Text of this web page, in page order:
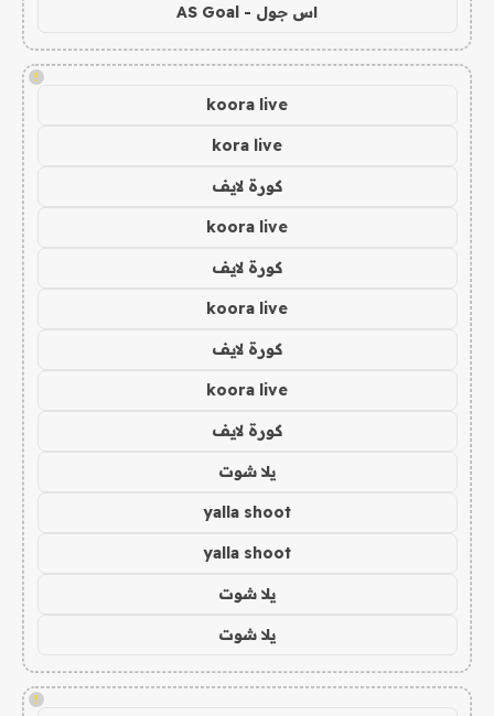
اس جول - AS Goal
!
koora live
kora live
كورة لايف
koora live
كورة لايف
koora live
كورة لايف
koora live
كورة لايف
يلا شوت
yalla shoot
yalla shoot
يلا شوت
يلا شوت
!